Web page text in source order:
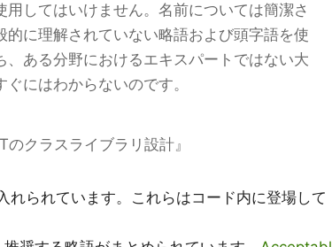
してはいけません。名前については簡潔さ
に理解されていない略語および頭字語を使
ある分野におけるエキスパートではない大
にはわからないのです。
クラスライブラリ設計』
られています。これらはコード内に登場して